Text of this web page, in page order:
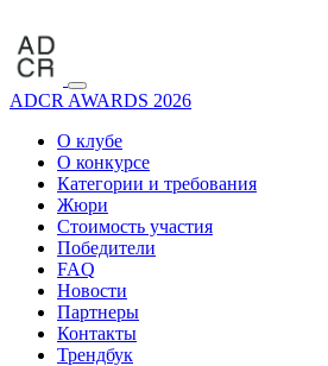
ADCR AWARDS 2026
О клубе
О конкурсе
Категории и требования
Жюри
Стоимость участия
Победители
FAQ
Новости
Партнеры
Контакты
Трендбук